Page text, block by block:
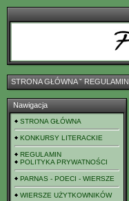
STRONA GŁÓWNAˇ REGULAMIN
Nawigacja
STRONA GŁÓWNA
KONKURSY LITERACKIE
REGULAMIN
POLITYKA PRYWATNOŚCI
PARNAS - POECI - WIERSZE
WIERSZE UŻYTKOWNIKÓW